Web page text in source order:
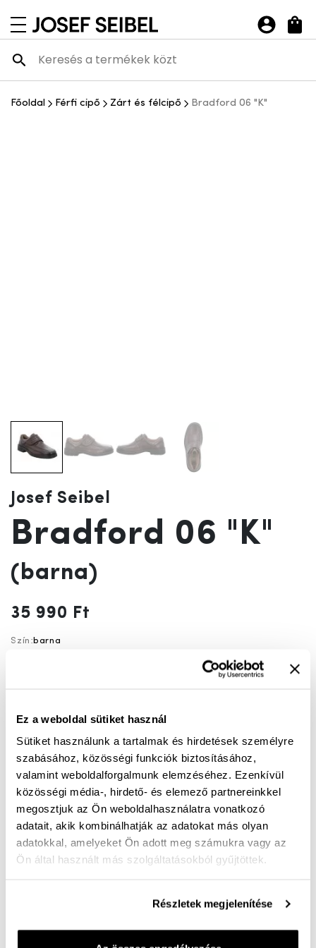
Ez a weboldal sütiket használ
Sütiket használunk a tartalmak és hirdetések személyre
szabásához, közösségi funkciók biztosításához,
valamint weboldalforgalmunk elemzéséhez. Ezenkívül
közösségi média-, hirdető- és elemező partnereinkkel
megosztjuk az Ön weboldalhasználatra vonatkozó
adatait, akik kombinálhatják az adatokat más olyan
adatokkal, amelyeket Ön adott meg számukra vagy az
Ön által használt más szolgáltatásokból gyűjtöttek.
Részletek megjelenítése
navigációs menü megnyitása
Josef Seibel Webshop
Főoldal Férfi cipő Zárt és félcipő Bradford 06 "K"
Josef Seibel
Bradford 06 "K"
(barna)
35 990 Ft
Szín: barna
39 46
KOSÁRBA
Mérettáblázat
Nincs a méretedben?
Szállítási idő:
Ingyenes kiszállítás 25 000 Ft felett